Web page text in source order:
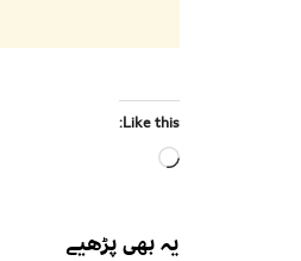
Like this:
Loading…
یہ بھیپڑھیے